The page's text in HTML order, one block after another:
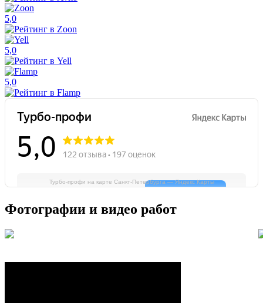
5,0
5,0
5,0
Турбо-профи на карте Санкт‑Петербурга — Яндекс Карты
Фотографии и видео работ